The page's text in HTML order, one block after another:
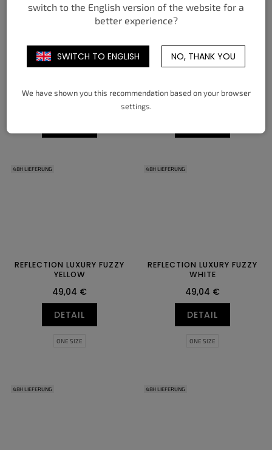
48H LIEFERUNG
REFLECTION LUXURY FUZZY
YELLOW
49,04 €
DETAIL
ONE SIZE
48H LIEFERUNG
REFLECTION LUXURY FUZZY
WHITE
49,04 €
DETAIL
ONE SIZE
48H LIEFERUNG 48H LIEFERUNG
switch to the English version of the website for a
better experience?
SWITCH TO ENGLISH NO, THANK YOU
We have shown you this recommendation based on your browser
settings.